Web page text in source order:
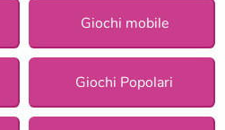
Giochi mobile
Giochi Popolari